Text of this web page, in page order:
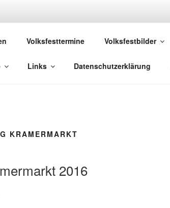
Volksfesttermine Volksfestbilder
Links Datenschutzerklärung
KRAMERMARKT
2016